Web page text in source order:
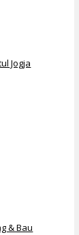
Jogja
& Bau